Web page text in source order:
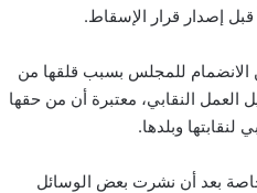
إصدار قرار الإسقاط.
الانضمام للمجلس بسبب قلقها من
العمل النقابي، معتبرة أن من حقها
وبلدها.
بعد أن نشرت بعض الوسائل